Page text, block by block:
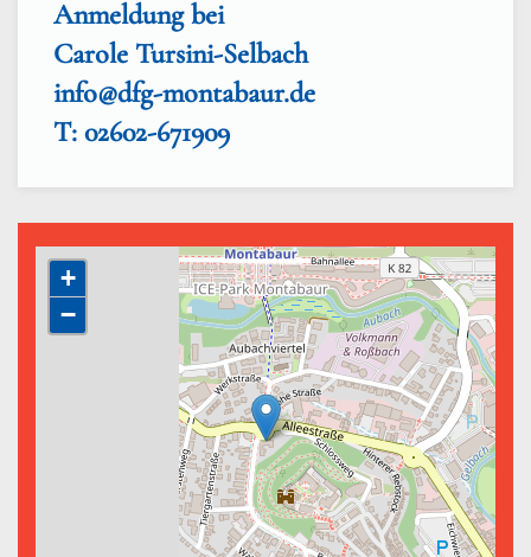
Anmeldung bei
Carole Tursini-Selbach
info@dfg-montabaur.de
T: 02602-671909
+
−